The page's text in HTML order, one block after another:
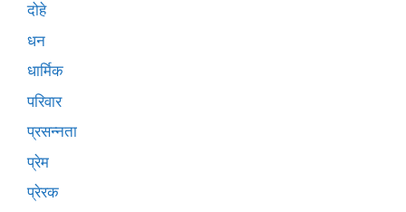
दोहे
धन
धार्मिक
परिवार
प्रसन्नता
प्रेम
प्रेरक